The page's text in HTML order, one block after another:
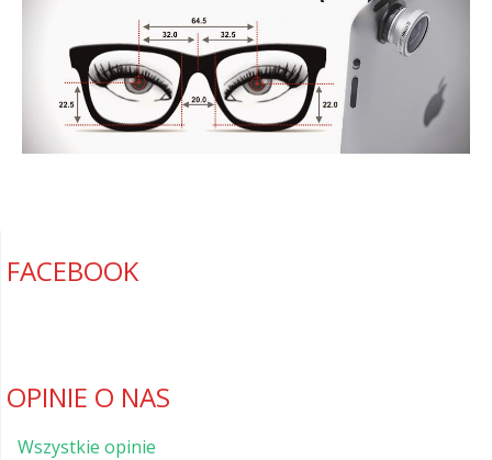
FACEBOOK
OPINIE O NAS
Wszystkie opinie